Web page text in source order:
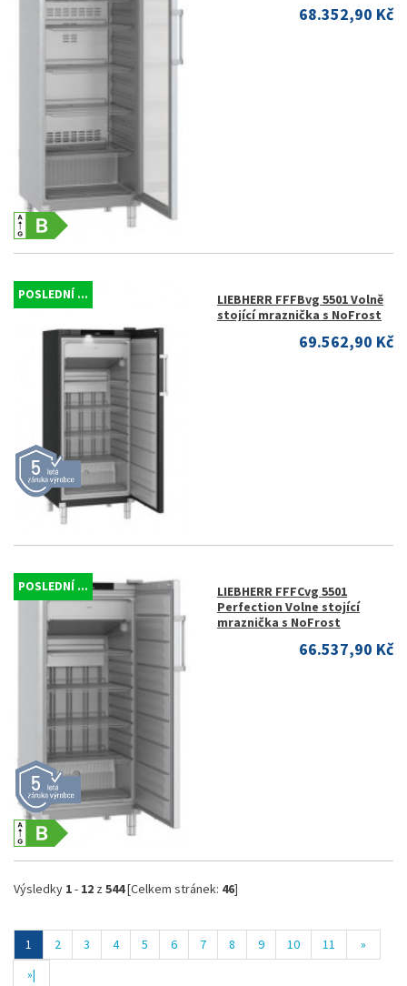
68.352,90 Kč
POSLEDNÍ ...
LIEBHERR FFFBvg 5501 Volně
stojící mraznička s NoFrost
69.562,90 Kč
POSLEDNÍ ...
LIEBHERR FFFCvg 5501
Perfection Volne stojící
mraznička s NoFrost
66.537,90 Kč
Výsledky 1- 12 z 544[Celkem stránek: 46]
1 2 3 4 5 6 7 8 9 10 11
»
»|